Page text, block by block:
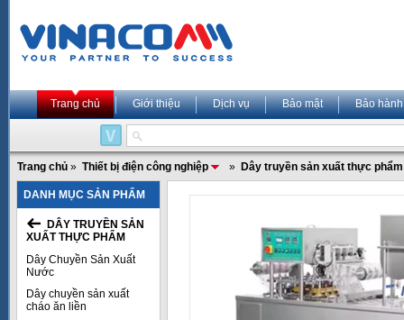
Trang chủ Giới thiệu Dịch vụ Bảo mật Bảo hành
Trang chủ » Thiết bị điện công nghiệp » Dây truyền sản xuất thực phẩm
DANH MỤC SẢN PHẨM
DÂY TRUYỀN SẢN
XUẤT THỰC PHẨM
Dây Chuyền Sản Xuất
Nước
Dây chuyền sản xuất
cháo ăn liền